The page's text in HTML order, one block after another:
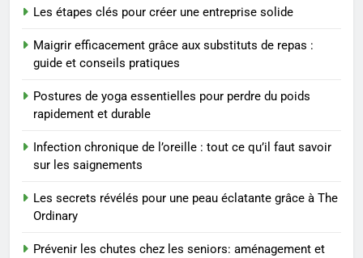
Prévenir les chutes chez les
exercices
BIEN ÊTRE
8
Voyance à La Rochelle : où
trouver un accompagnement
sérieux à un tarif juste ?
BIEN ÊTRE
1
reviennent chaque année
Les étapes clés pour créer une entreprise solide
Maigrir efficacement grâce aux substituts de repas :
guide et conseils pratiques
Postures de yoga essentielles pour perdre du poids
rapidement et durable
Infection chronique de l’oreille : tout ce qu’il faut savoir
sur les saignements
Les secrets révélés pour une peau éclatante grâce à The
Ordinary
Prévenir les chutes chez les seniors: aménagement et